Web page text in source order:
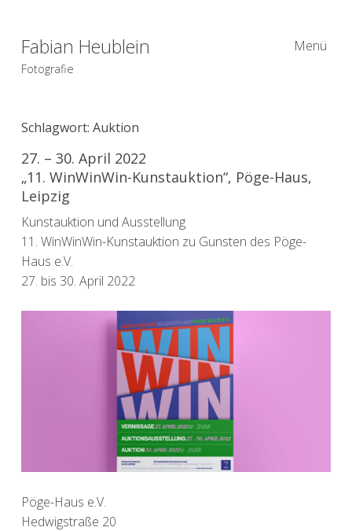
Fabian Heublein
Fotografie
Menü
Schlagwort: Auktion
27. – 30. April 2022
„11. WinWinWin-Kunstauktion“, Pöge-Haus,
Leipzig
Kunstauktion und Ausstellung
11. WinWinWin-Kunstauktion zu Gunsten des Pöge-
Haus e.V.
27. bis 30. April 2022
Pöge-Haus e.V.
Hedwigstraße 20